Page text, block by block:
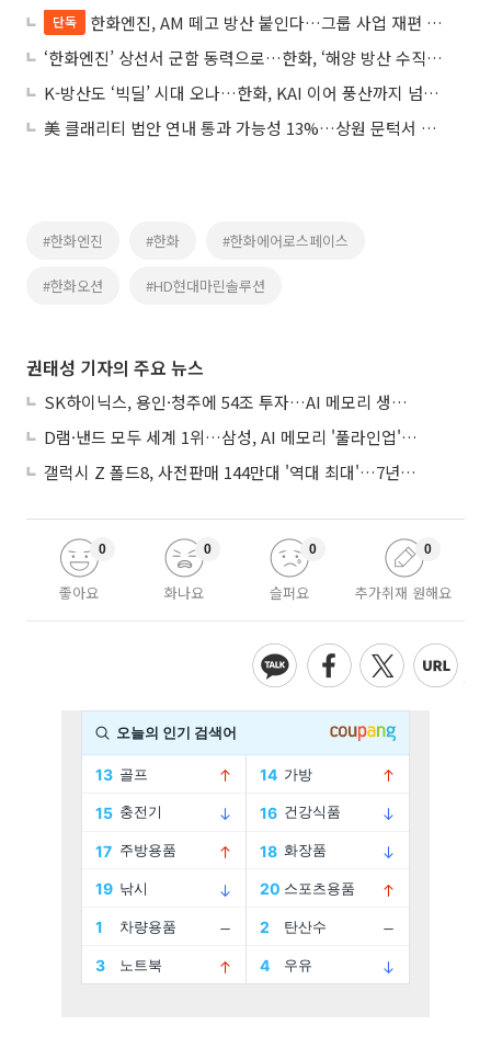
단독
한화엔진, AM 떼고 방산 붙인다…그룹 사업 재편 착수
‘한화엔진’ 상선서 군함 동력으로…한화, ‘해양 방산 수직계열화’ 시동
K-방산도 ‘빅딜’ 시대 오나…한화, KAI 이어 풍산까지 넘본다
美 클래리티 법안 연내 통과 가능성 13%…상원 문턱서 제동
#한화엔진 #한화 #한화에어로스페이스
#한화오션 #HD현대마린솔루션
권태성 기자의 주요 뉴스
SK하이닉스, 용인·청주에 54조 투자…AI 메모리 생산기지 키운다
D램·낸드 모두 세계 1위…삼성, AI 메모리 '풀라인업'으로 승부
갤럭시 Z 폴드8, 사전판매 144만대 '역대 최대'…7년만에 갤노트10 기록 넘어
좋아요
0
화나요
0
슬퍼요
0
추가취재 원해요
0